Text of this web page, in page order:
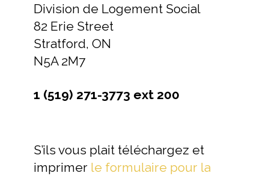
Division de Logement Social
82 Erie Street
Stratford, ON
N5A 2M7
1 (519) 271-3773 ext 200
S’ils vous plait téléchargez et
imprimer le formulaire pour la